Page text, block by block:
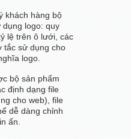
khách hàng bộ
logo: quy
lệ trên ô lưới, các
tắc sử dụng cho
logo.
bộ sản phẩm
định dạng file
cho web), file
dễ dàng chỉnh
ấn.